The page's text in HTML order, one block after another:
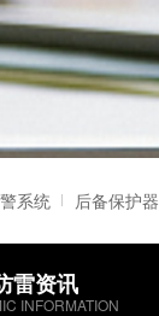
系统 后备保护器
仪 智能防雷系统
雷资讯
INFORMATION